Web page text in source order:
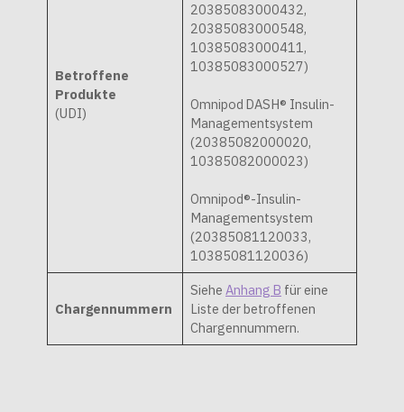
Betroffene
Produkte
(UDI)
20385083000432,
20385083000548,
10385083000411,
10385083000527)
Omnipod DASH® Insulin-
Managementsystem
(20385082000020,
10385082000023)
Omnipod®-Insulin-
Managementsystem
(20385081120033,
10385081120036)
Chargennummern
Siehe Anhang B für eine
Liste der betroffenen
Chargennummern.